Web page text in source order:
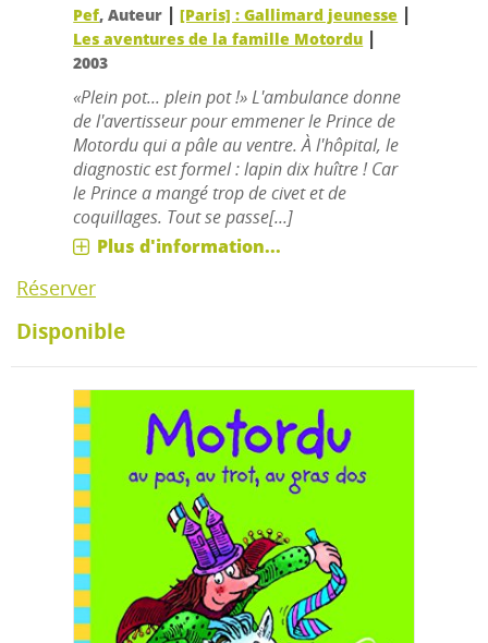
Pef, Auteur |[Paris] : Gallimard jeunesse |
Les aventures de la famille Motordu |
2003
«Plein pot... plein pot !» L'ambulance donne
de l'avertisseur pour emmener le Prince de
Motordu qui a pâle au ventre. À l'hôpital, le
diagnostic est formel : lapin dix huître ! Car
le Prince a mangé trop de civet et de
coquillages. Tout se passe[...]
Plus d'information...
Réserver
Disponible